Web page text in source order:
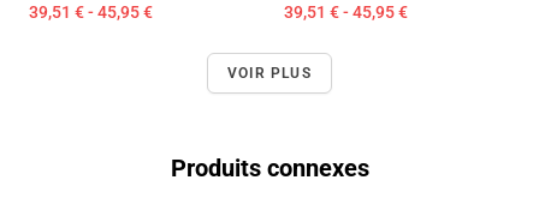
39,51 € - 45,95 € 39,51 € - 45,95 €
VOIR PLUS
Produits connexes